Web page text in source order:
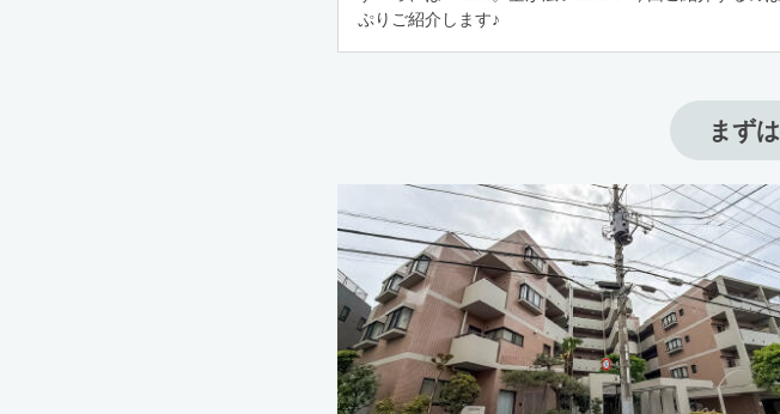
ぷりご紹介します♪
まず